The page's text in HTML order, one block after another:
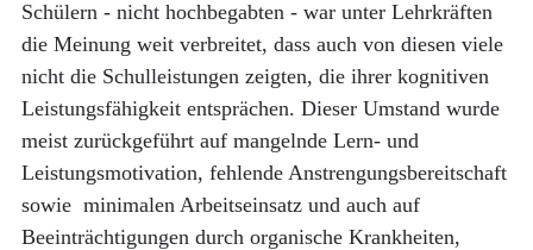
Schülern - nicht hochbegabten - war unter Lehrkräften
die Meinung weit verbreitet, dass auch von diesen viele
nicht die Schulleistungen zeigten, die ihrer kognitiven
Leistungsfähigkeit entsprächen. Dieser Umstand wurde
meist zurückgeführt auf mangelnde Lern- und
Leistungsmotivation, fehlende Anstrengungsbereitschaft
sowie minimalen Arbeitseinsatz und auch auf
Beeinträchtigungen durch organische Krankheiten,